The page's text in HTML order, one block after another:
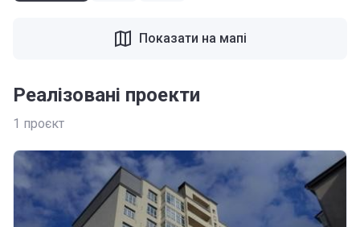
Реалізовані проекти
1 проєкт
Показати на мапі